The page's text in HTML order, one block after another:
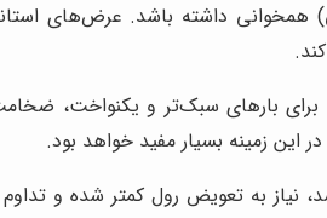
مختلف متغیر است. برای بارهای سبک‌تر و
این زمینه بسیار مفید خواهد بود.
به تعویض رول کمتر شده و تداوم